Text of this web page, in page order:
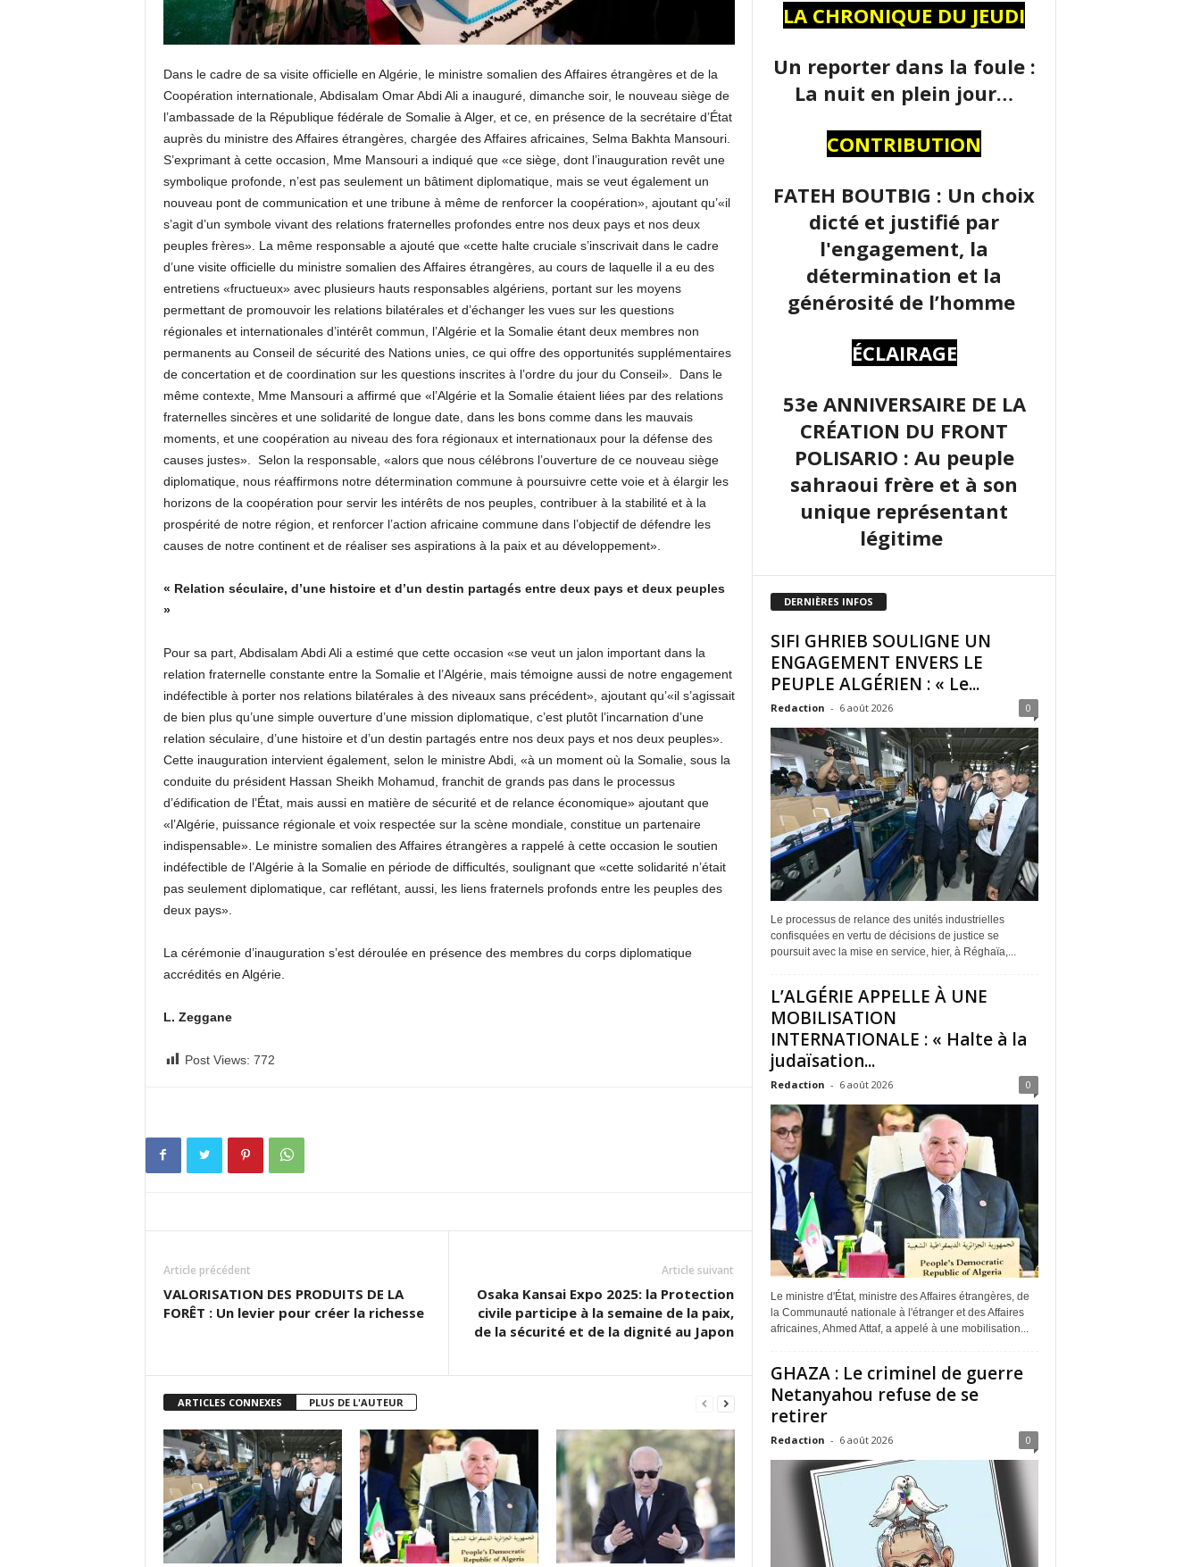
Dans le cadre de sa visite officielle en Algérie, le ministre somalien des Affaires étrangères et de la
Coopération internationale, Abdisalam Omar Abdi Ali a inauguré, dimanche soir, le nouveau siège de
l’ambassade de la République fédérale de Somalie à Alger, et ce, en présence de la secrétaire d’État
auprès du ministre des Affaires étrangères, chargée des Affaires africaines, Selma Bakhta Mansouri.
S’exprimant à cette occasion, Mme Mansouri a indiqué que «ce siège, dont l’inauguration revêt une
symbolique profonde, n’est pas seulement un bâtiment diplomatique, mais se veut également un
nouveau pont de communication et une tribune à même de renforcer la coopération», ajoutant qu’«il
s’agit d’un symbole vivant des relations fraternelles profondes entre nos deux pays et nos deux
peuples frères». La même responsable a ajouté que «cette halte cruciale s’inscrivait dans le cadre
d’une visite officielle du ministre somalien des Affaires étrangères, au cours de laquelle il a eu des
entretiens «fructueux» avec plusieurs hauts responsables algériens, portant sur les moyens
permettant de promouvoir les relations bilatérales et d’échanger les vues sur les questions
régionales et internationales d’intérêt commun, l’Algérie et la Somalie étant deux membres non
permanents au Conseil de sécurité des Nations unies, ce qui offre des opportunités supplémentaires
de concertation et de coordination sur les questions inscrites à l’ordre du jour du Conseil». Dans le
même contexte, Mme Mansouri a affirmé que «l’Algérie et la Somalie étaient liées par des relations
fraternelles sincères et une solidarité de longue date, dans les bons comme dans les mauvais
moments, et une coopération au niveau des fora régionaux et internationaux pour la défense des
causes justes». Selon la responsable, «alors que nous célébrons l’ouverture de ce nouveau siège
diplomatique, nous réaffirmons notre détermination commune à poursuivre cette voie et à élargir les
horizons de la coopération pour servir les intérêts de nos peuples, contribuer à la stabilité et à la
prospérité de notre région, et renforcer l’action africaine commune dans l’objectif de défendre les
causes de notre continent et de réaliser ses aspirations à la paix et au développement».
« Relation séculaire, d’une histoire et d’un destin partagés entre deux pays et deux peuples
»
Pour sa part, Abdisalam Abdi Ali a estimé que cette occasion «se veut un jalon important dans la
relation fraternelle constante entre la Somalie et l’Algérie, mais témoigne aussi de notre engagement
indéfectible à porter nos relations bilatérales à des niveaux sans précédent», ajoutant qu’«il s’agissait
de bien plus qu’une simple ouverture d’une mission diplomatique, c’est plutôt l’incarnation d’une
relation séculaire, d’une histoire et d’un destin partagés entre nos deux pays et nos deux peuples».
Cette inauguration intervient également, selon le ministre Abdi, «à un moment où la Somalie, sous la
conduite du président Hassan Sheikh Mohamud, franchit de grands pas dans le processus
d’édification de l’État, mais aussi en matière de sécurité et de relance économique» ajoutant que
«l’Algérie, puissance régionale et voix respectée sur la scène mondiale, constitue un partenaire
indispensable». Le ministre somalien des Affaires étrangères a rappelé à cette occasion le soutien
indéfectible de l’Algérie à la Somalie en période de difficultés, soulignant que «cette solidarité n’était
pas seulement diplomatique, car reflétant, aussi, les liens fraternels profonds entre les peuples des
deux pays».
La cérémonie d’inauguration s’est déroulée en présence des membres du corps diplomatique
accrédités en Algérie.
L. Zeggane
Post Views: 772
Article précédent
VALORISATION DES PRODUITS DE LA
FORÊT : Un levier pour créer la richesse
Article suivant
Osaka Kansai Expo 2025: la Protection
civile participe à la semaine de la paix,
de la sécurité et de la dignité au Japon
ARTICLES CONNEXES PLUS DE L'AUTEUR
LA CHRONIQUE DU JEUDI
Un reporter dans la foule :
La nuit en plein jour…
CONTRIBUTION
FATEH BOUTBIG : Un choix
dicté et justifié par
l'engagement, la
détermination et la
générosité de l’homme
ÉCLAIRAGE
53e ANNIVERSAIRE DE LA
CRÉATION DU FRONT
POLISARIO : Au peuple
sahraoui frère et à son
unique représentant
légitime
DERNIÈRES INFOS
SIFI GHRIEB SOULIGNE UN
ENGAGEMENT ENVERS LE
PEUPLE ALGÉRIEN : « Le...
Redaction - 6 août 2026 0
Le processus de relance des unités industrielles
confisquées en vertu de décisions de justice se
poursuit avec la mise en service, hier, à Réghaïa,...
L’ALGÉRIE APPELLE À UNE
MOBILISATION
INTERNATIONALE : « Halte à la
judaïsation...
Redaction - 6 août 2026 0
Le ministre d'État, ministre des Affaires étrangères, de
la Communauté nationale à l'étranger et des Affaires
africaines, Ahmed Attaf, a appelé à une mobilisation...
GHAZA : Le criminel de guerre
Netanyahou refuse de se
retirer
Redaction - 6 août 2026 0